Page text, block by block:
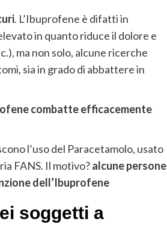
. L’Ibuprofene è difatti in
in quanto riduce il dolore e
ma non solo, alcune ricerche
sia in grado di abbattere in
combatte efficacemente
l’uso del Paracetamolo, usato
FANS. Il motivo?alcune persone
dell’Ibuprofene
soggetti a